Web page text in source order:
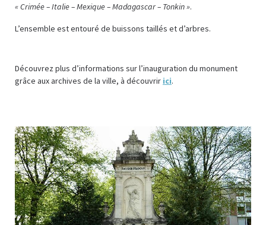
« Crimée – Italie – Mexique – Madagascar – Tonkin ».
L’ensemble est entouré de buissons taillés et d’arbres.
Découvrez plus d’informations sur l’inauguration du monument
grâce aux archives de la ville, à découvrir ici.